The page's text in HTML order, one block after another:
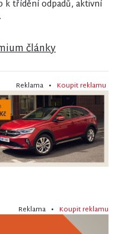
k třídění odpadů, aktivní
články
Reklama • Koupit reklamu
Reklama • Koupit reklamu